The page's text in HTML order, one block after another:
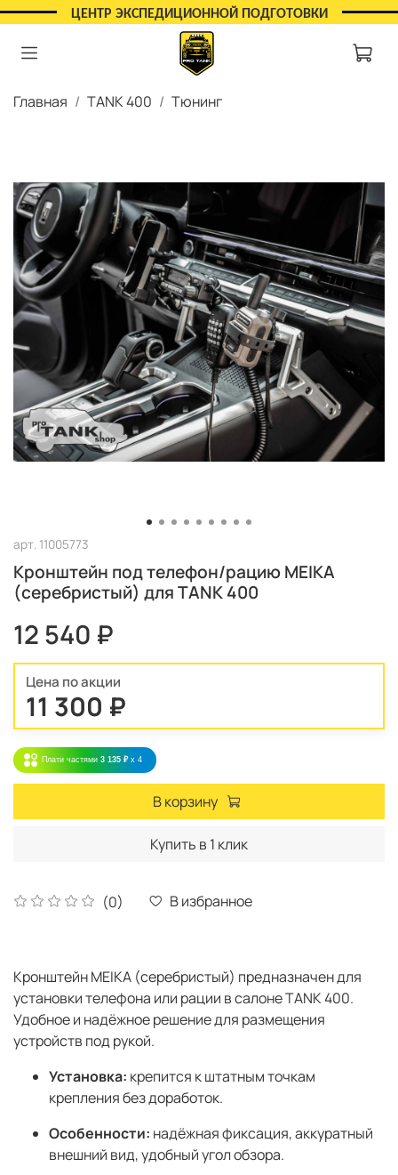
ЦЕНТР ЭКСПЕДИЦИОННОЙ ПОДГОТОВКИ
Главная TANK 400 Тюнинг
арт. 11005773
Кронштейн под телефон/рацию MEIKA
(серебристый) для TANK 400
(0) В избранное
12 540 ₽
Цена по акции
11 300 ₽
Плати частями 3 135 ₽ x 4
В корзину
Купить в 1 клик
Кронштейн MEIKA (серебристый) предназначен для
установки телефона или рации в салоне TANK 400.
Удобное и надёжное решение для размещения
устройств под рукой.
Установка: крепится к штатным точкам
крепления без доработок.
Особенности: надёжная фиксация, аккуратный
внешний вид, удобный угол обзора.